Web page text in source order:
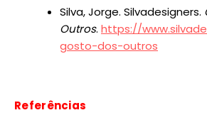
Silva, Jorge. Silvadesigners.
Outros. https://
gosto-dos-outros
Referências